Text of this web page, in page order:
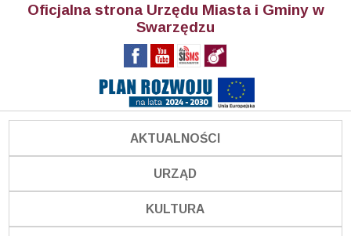
Oficjalna strona Urzędu Miasta i Gminy w
Swarzędzu
AKTUALNOŚCI
URZĄD
KULTURA